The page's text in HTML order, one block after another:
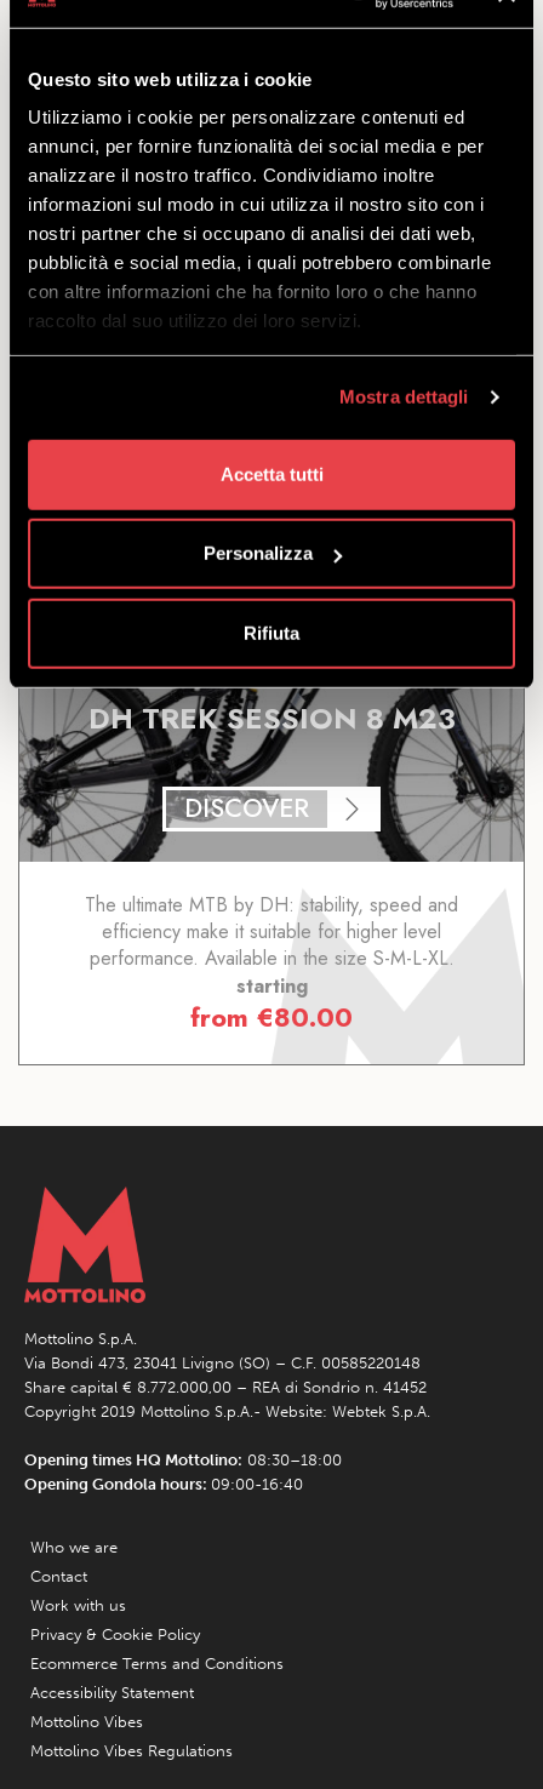
Questo sito web utilizza i cookie
Utilizziamo i cookie per personalizzare contenuti ed
annunci, per fornire funzionalità dei social media e per
analizzare il nostro traffico. Condividiamo inoltre
informazioni sul modo in cui utilizza il nostro sito con i
nostri partner che si occupano di analisi dei dati web,
pubblicità e social media, i quali potrebbero combinarle
con altre informazioni che ha fornito loro o che hanno
raccolto dal suo utilizzo dei loro servizi.
Mostra dettagli
Accetta tutti
Personalizza
Rifiuta
from€80.00
DH PROPAIN SPINDRIFT 5 AL
PARK
DISCOVER
BikePark. Available in the sizes: L-M-XL.
starting
from€80.00
DH TREK SESSION 8 M23
DISCOVER
The ultimate MTB by DH: stability, speed and
efficiency make it suitable for higher level
performance. Available in the size S-M-L-XL.
starting
from €80.00
Mottolino S.p.A.
Via Bondi 473, 23041 Livigno (SO) – C.F. 00585220148
Share capital € 8.772.000,00 – REA di Sondrio n. 41452
Copyright 2019 Mottolino S.p.A.- Website: Webtek S.p.A.
Opening times HQ Mottolino: 08:30–18:00
Opening Gondola hours: 09:00-16:40
Who we are
Contact
Work with us
Privacy & Cookie Policy
Ecommerce Terms and Conditions
Accessibility Statement
Mottolino Vibes
Mottolino Vibes Regulations